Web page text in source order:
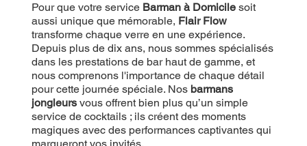
Pour que votre service Barman à Domicilesoit
aussi unique que mémorable, Flair Flow
transforme chaque verre en une expérience.
Depuis plus de dix ans, nous sommes spécialisés
dans les prestations de bar haut de gamme, et
nous comprenons l'importance de chaque détail
pour cette journée spéciale. Nos barmans
jongleursvous offrent bien plus qu’un simple
service de cocktails ; ils créent des moments
magiques avec des performances captivantes qui